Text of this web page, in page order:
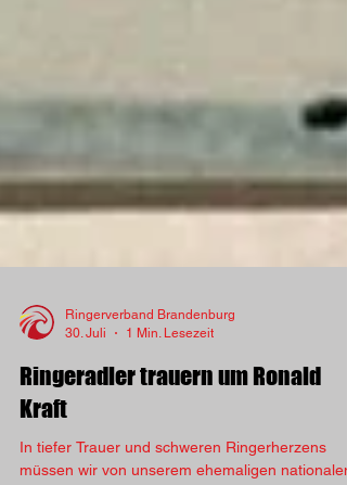
30. Juli
1 Min. Lesezeit
Ringeradler trauern um Ronald
Kraft